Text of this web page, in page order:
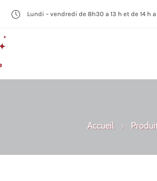
Lundi – vendredi de 8h30 a 13 h et de 14 h
Accueil